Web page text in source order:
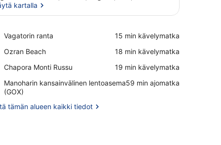
kartalla
Vagatorin ranta
Place,
ranta
‪15 min kävelymatka‬
Ozran Beach
Place,
Beach
‪18 min kävelymatka‬
Chapora Monti Russu
Place,
Monti
Russu
‪19 min kävelymatka‬
Manoharin kansainvälinen lentoasema
(GOX)
Airport,
Manoharin
lentoasema
‪59 min ajomatka‬
tämän alueen kaikki tiedot